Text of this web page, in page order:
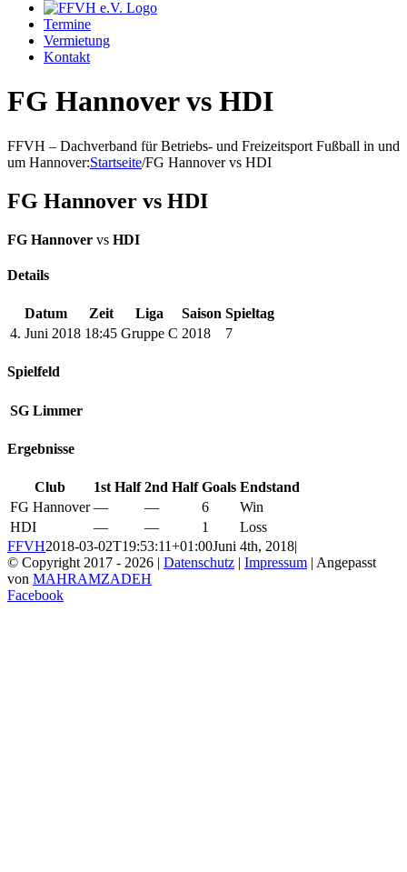
Termine
Vermietung
Kontakt
FG Hannover vs HDI
FFVH – Dachverband für Betriebs- und Freizeitsport Fußball in und
um Hannover:Startseite/FG Hannover vs HDI
FG Hannover vs HDI
FG Hannover vs HDI
Details
Datum Zeit Liga Saison Spieltag
4. Juni 2018 18:45 Gruppe C 2018 7
Spielfeld
SG Limmer
Ergebnisse
Club 1st Half 2nd Half Goals Endstand
FG Hannover — — 6
Win
HDI
— — 1
Loss
FFVH2018-03-02T19:53:11+01:00Juni 4th, 2018|
© Copyright 2017 - 2026 | Datenschutz | Impressum | Angepasst
von MAHRAMZADEH
Facebook